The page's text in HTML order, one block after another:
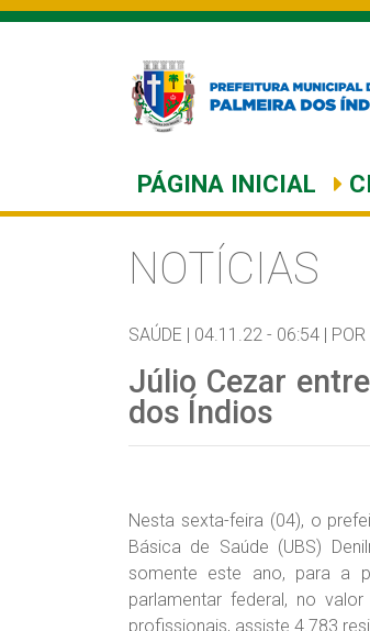
PÁGINA INICIAL
NOTÍCIAS
SAÚDE | 04.11.22 - 06:54 |
Júlio Cezar
dos Índios
Nesta sexta-feira (04), o
Básica de Saúde (UBS)
somente este ano, para a
parlamentar federal, no
profissionais, assiste 4.783